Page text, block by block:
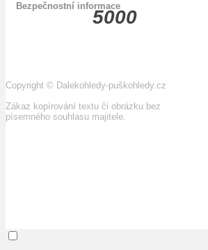
5000
Bezpečnostní informace
Copyright © Dalekohledy-puškohledy.cz
Zákaz kopírování textu či obrázku bez
písemného souhlasu majitele.